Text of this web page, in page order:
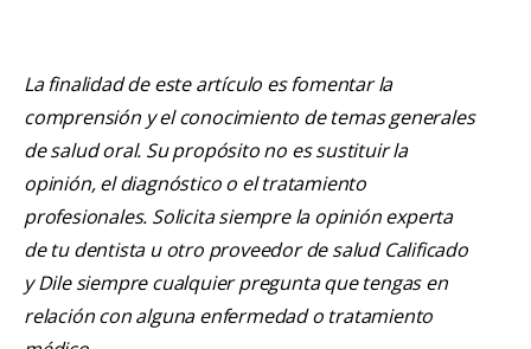
La finalidad de este artículo es fomentar la
comprensión y el conocimiento de temas generales
de salud oral. Su propósito no es sustituir la
opinión, el diagnóstico o el tratamiento
profesionales. Solicita siempre la opinión experta
de tu dentista u otro proveedor de salud Calificado
y Dile siempre cualquier pregunta que tengas en
relación con alguna enfermedad o tratamiento